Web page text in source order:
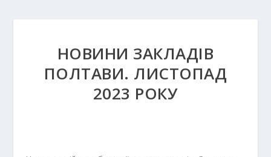
НОВИНИ ЗАКЛАДІВ
ПОЛТАВИ. ЛИСТОПАД
2023 РОКУ